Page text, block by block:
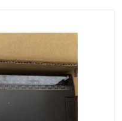
其他
安士能开关